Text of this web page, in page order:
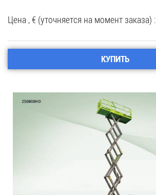
Цена , € (уточняется на момент заказа) :
КУПИТЬ